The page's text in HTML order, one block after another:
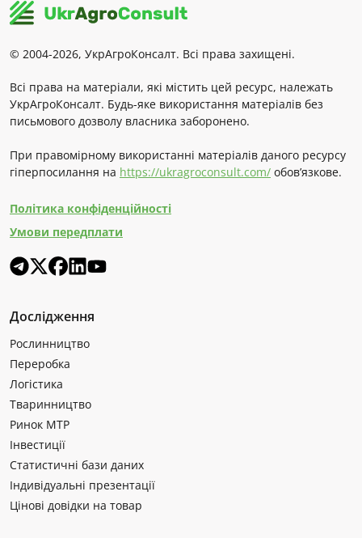
© 2004-2026, УкрАгроКонсалт. Всі права захищені.
Всі права на матеріали, які містить цей ресурс, належать
УкрАгроКонсалт. Будь-яке використання матеріалів без
письмового дозволу власника заборонено.
При правомірному використанні матеріалів даного ресурсу
гіперпосилання на https://ukragroconsult.com/ обов’язкове.
Політика конфіденційності
Умови передплати
Дослідження
Рослинництво
Переробка
Логістика
Тваринництво
Ринок МТР
Інвестиції
Статистичні бази даних
Індивідуальні презентації
Цінові довідки на товар